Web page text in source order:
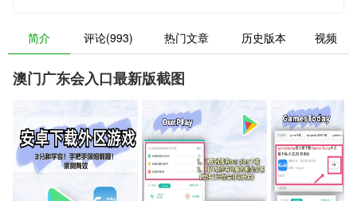
简介 评论(993) 热门文章 历史版本 视频
澳门广东会入口最新版截图